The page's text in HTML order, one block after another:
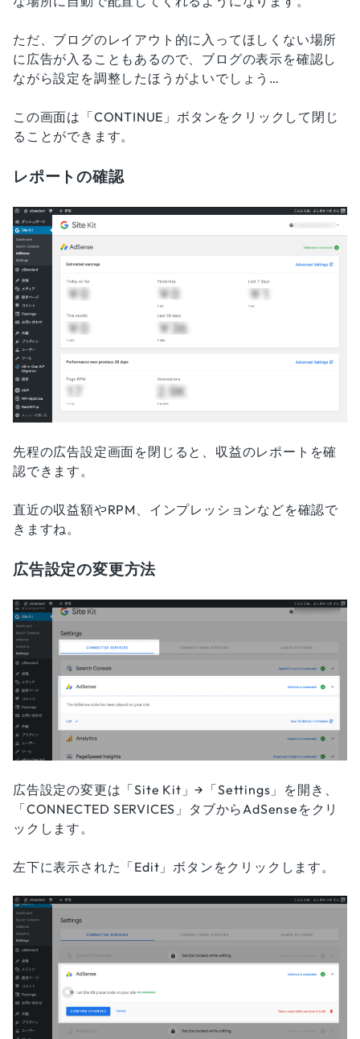
ただ、ブログのレイアウト的に入ってほしくない場所
に広告が入ることもあるので、ブログの表示を確認し
ながら設定を調整したほうがよいでしょう…
この画面は「CONTINUE」ボタンをクリックして閉じ
ることができます。
レポートの確認
先程の広告設定画面を閉じると、収益のレポートを確
認できます。
直近の収益額やRPM、インプレッションなどを確認で
きますね。
広告設定の変更方法
広告設定の変更は「Site Kit」→「Settings」を開き、
「CONNECTED SERVICES」タブからAdSenseをクリ
ックします。
左下に表示された「Edit」ボタンをクリックします。